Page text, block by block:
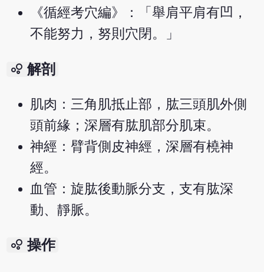
《循經考穴編》：「舉肩平肩有凹，
不能努力，努則穴閉。」
bubble_chart 解剖
肌肉：三角肌抵止部，肱三頭肌外側
頭前緣；深層有肱肌部分肌束。
神經：臂背側皮神經，深層有橈神
經。
血管：旋肱後動脈分支，支有肱深
動、靜脈。
bubble_chart 操作